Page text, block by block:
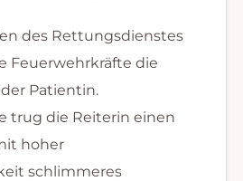
des Rettungsdienstes
Feuerwehrkräfte die
Patientin.
trug die Reiterin einen
hoher
schlimmeres